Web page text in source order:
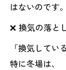
はないのです。
❌ 換気の落と
「換気してい
特に冬場は、